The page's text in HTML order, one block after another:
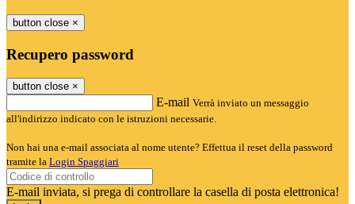
button close ×
Recupero password
button close ×
E-mail Verrà inviato un messaggio
all'indirizzo indicato con le istruzioni necessarie.
Non hai una e-mail associata al nome utente? Effettua il reset della password
tramite la Login Spaggiari
E-mail inviata, si prega di controllare la casella di posta elettronica!